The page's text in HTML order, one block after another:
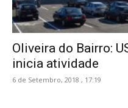
Oliveira do Bairro:
inicia atividade
6 de Setembro, 2018 , 17:19